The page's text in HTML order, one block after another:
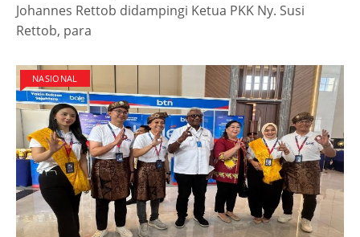
Johannes Rettob didampingi Ketua PKK Ny. Susi
Rettob, para
NASIONAL